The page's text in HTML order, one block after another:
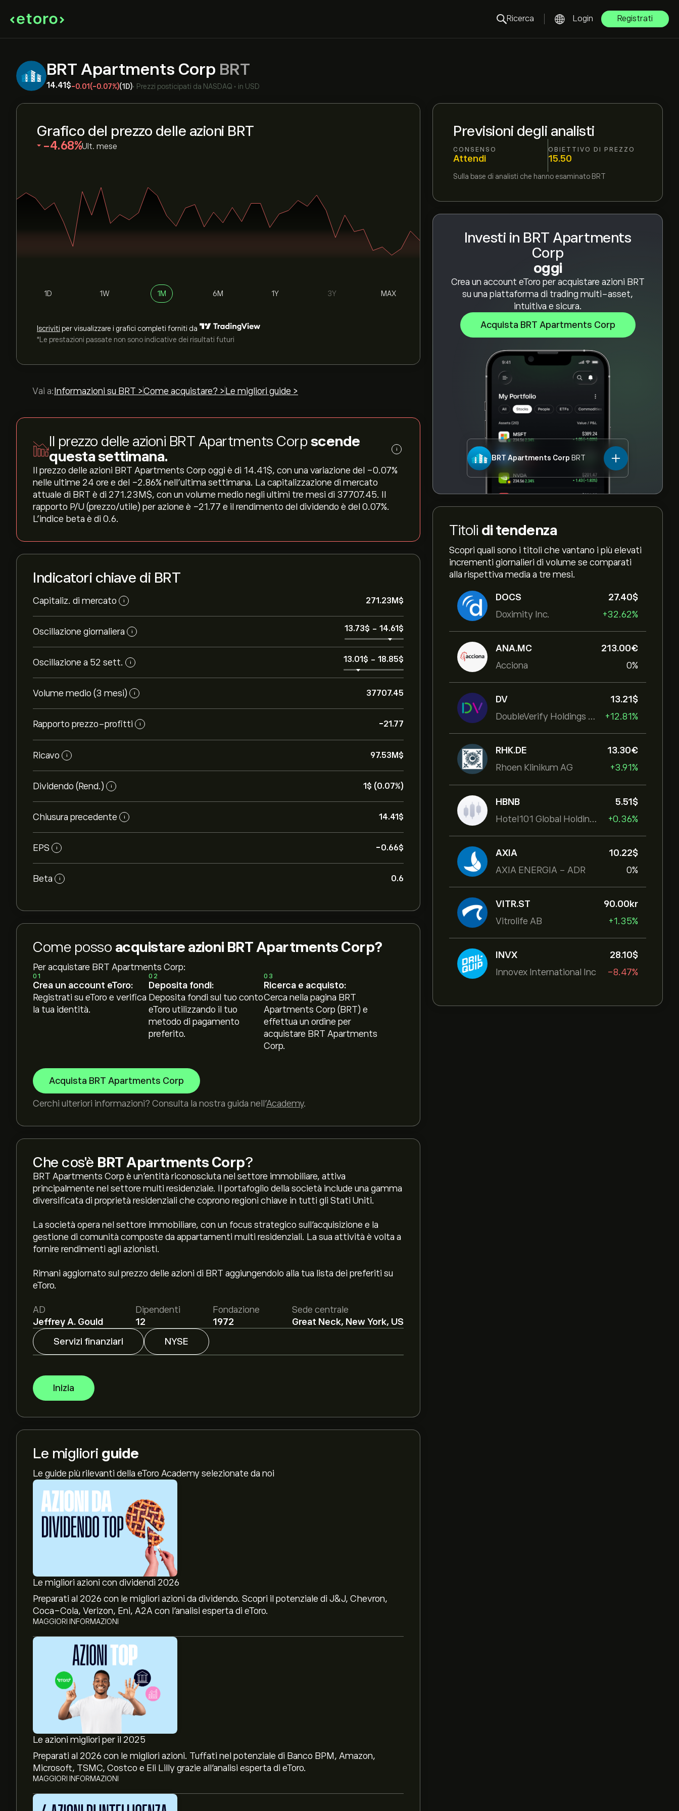
Ricerca Login Registrati
BRT Apartments Corp BRT
14.41‎$‎-0.01 (-0.07%)(1D)• Prezzi posticipati da NASDAQ • in USD
Previsioni degli analisti
CONSENSO
Attendi
OBIETTIVO DI PREZZO
15.50
Sulla base di analisti che hanno esaminato BRT
Investi in BRT Apartments
Corp
oggi
Crea un account eToro per acquistare azioni BRT
su una piattaforma di trading multi-asset,
intuitiva e sicura.
Acquista BRT Apartments Corp
BRT Apartments Corp BRT
Titoli di tendenza
Scopri quali sono i titoli che vantano i più elevati
incrementi giornalieri di volume se comparati
alla rispettiva media a tre mesi.
DOCS
Doximity Inc.
27.40‎$‎
+32.62%
ANA.MC
Acciona
213.00‎€‎
0%
DV
DoubleVerify Holdings Inc
13.21‎$‎
+12.81%
RHK.DE
Rhoen Klinikum AG
13.30‎€‎
+3.91%
HBNB
Hotel101 Global Holdings Corp
5.51‎$‎
+0.36%
AXIA
AXIA ENERGIA - ADR
10.22‎$‎
0%
VITR.ST
Vitrolife AB
90.00‎kr‎
+1.35%
INVX
Innovex International Inc
28.10‎$‎
-8.47%
Grafico del prezzo delle azioni BRT
‎-4.68‎ Ult. mese
1D 1W 1M 6M 1Y 3Y MAX
Iscriviti per visualizzare i grafici completi forniti da
*Le prestazioni passate non sono indicative dei risultati futuri
Vai a: Informazioni su BRT >Come acquistare? > Le migliori guide >
Il prezzo delle azioni BRT Apartments Corpscende
questa settimana.
i
Il prezzo delle azioni BRT Apartments Corp oggi è di 14.41‎$‎, con una variazione del ‎-0.07‎%
nelle ultime 24 ore e del ‎-2.86‎% nell'ultima settimana. La capitalizzazione di mercato
attuale di BRT è di 271.23M‎$‎, con un volume medio negli ultimi tre mesi di 37707.45. Il
rapporto P/U (prezzo/utile) per azione è -21.77 e il rendimento del dividendo è del 0.07%.
L'indice beta è di 0.6.
Indicatori chiave di BRT
Capitaliz. di mercato i 271.23M‎$‎
Oscillazione giornaliera i 13.73‎$‎ - 14.61‎$‎
Oscillazione a 52 sett. i 13.01‎$‎ - 18.85‎$‎
Volume medio (3 mesi) i 37707.45
Rapporto prezzo-profitti i -21.77
Ricavo i 97.53M‎$‎
Dividendo (Rend.) i 1‎$‎ (0.07%)
Chiusura precedente i 14.41‎$‎
EPS i -0.66‎$‎
Beta i 0.6
Come posso acquistare azioni BRT Apartments Corp?
Per acquistare BRT Apartments Corp:
01
Crea un account eToro:
Registrati su eToro e verifica
la tua identità.
02
Deposita fondi:
Deposita fondi sul tuo conto
eToro utilizzando il tuo
metodo di pagamento
preferito.
03
Ricerca e acquisto:
Cerca nella pagina BRT
Apartments Corp (BRT) e
effettua un ordine per
acquistare BRT Apartments
Corp.
Acquista BRT Apartments Corp
Cerchi ulteriori informazioni? Consulta la nostra guida nell’Academy.
Che cos'è BRT Apartments Corp?
BRT Apartments Corp è un'entità riconosciuta nel settore immobiliare, attiva
principalmente nel settore multi residenziale. Il portafoglio della società include una gamma
diversificata di proprietà residenziali che coprono regioni chiave in tutti gli Stati Uniti.
La società opera nel settore immobiliare, con un focus strategico sull'acquisizione e la
gestione di comunità composte da appartamenti multi residenziali. La sua attività è volta a
fornire rendimenti agli azionisti.
Rimani aggiornato sul prezzo delle azioni di BRT aggiungendolo alla tua lista dei preferiti su
eToro.
AD
Jeffrey A. Gould
Dipendenti
12
Fondazione
1972
Sede centrale
Great Neck, New York, US
Servizi finanziari
NYSE
Inizia
Le migliori guide
Le guide più rilevanti della eToro Academy selezionate da noi
Le migliori azioni con dividendi 2026
Preparati al 2026 con le migliori azioni da dividendo. Scopri il potenziale di J&J, Chevron,
Coca-Cola, Verizon, Eni, A2A con l’analisi esperta di eToro.
MAGGIORI INFORMAZIONI
Le azioni migliori per il 2025
Preparati al 2026 con le migliori azioni. Tuffati nel potenziale di Banco BPM, Amazon,
Microsoft, TSMC, Costco e Eli Lilly grazie all’analisi esperta di eToro.
MAGGIORI INFORMAZIONI